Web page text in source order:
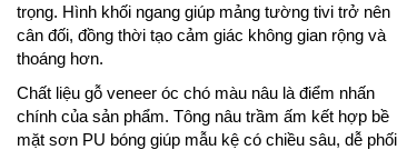
trọng. Hình khối ngang giúp mảng tường tivi trở nên
cân đối, đồng thời tạo cảm giác không gian rộng và
thoáng hơn.
Chất liệu gỗ veneer óc chó màu nâu là điểm nhấn
chính của sản phẩm. Tông nâu trầm ấm kết hợp bề
mặt sơn PU bóng giúp mẫu kệ có chiều sâu, dễ phối